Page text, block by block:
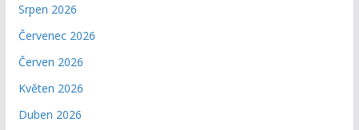
Srpen 2026
Červenec 2026
Červen 2026
Květen 2026
Duben 2026